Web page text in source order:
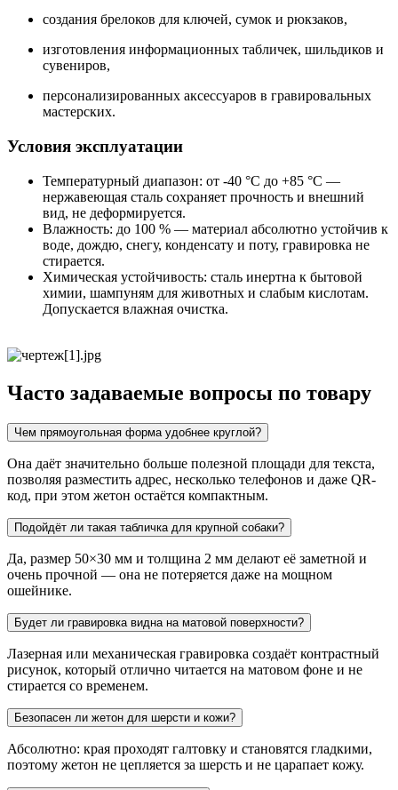
создания брелоков для ключей, сумок и рюкзаков,
изготовления информационных табличек, шильдиков и
сувениров,
персонализированных аксессуаров в гравировальных
мастерских.
Условия эксплуатации
Температурный диапазон: от -40 °C до +85 °C —
нержавеющая сталь сохраняет прочность и внешний
вид, не деформируется.
Влажность: до 100 % — материал абсолютно устойчив к
воде, дождю, снегу, конденсату и поту, гравировка не
стирается.
Химическая устойчивость: сталь инертна к бытовой
химии, шампуням для животных и слабым кислотам.
Допускается влажная очистка.
Часто задаваемые вопросы по товару
Чем прямоугольная форма удобнее круглой?
Она даёт значительно больше полезной площади для текста,
позволяя разместить адрес, несколько телефонов и даже QR-
код, при этом жетон остаётся компактным.
Подойдёт ли такая табличка для крупной собаки?
Да, размер 50×30 мм и толщина 2 мм делают её заметной и
очень прочной — она не потеряется даже на мощном
ошейнике.
Будет ли гравировка видна на матовой поверхности?
Лазерная или механическая гравировка создаёт контрастный
рисунок, который отлично читается на матовом фоне и не
стирается со временем.
Безопасен ли жетон для шерсти и кожи?
Абсолютно: края проходят галтовку и становятся гладкими,
поэтому жетон не цепляется за шерсть и не царапает кожу.